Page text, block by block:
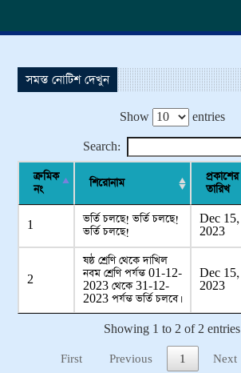
সমস্ত নোটিশ দেখুন
Show
entries
Search:
ক্রমিক
নং
শিরোনাম
প্রকাশের
তারিখ
1
ভর্তি চলছে! ভর্তি চলছে!
ভর্তি চলছে!
Dec 15,
2023
2
ষষ্ঠ শ্রেণি থেকে দাখিল
নবম শ্রেণি পর্যন্ত 01-12-
2023 থেকে 31-12-
2023 পর্যন্ত ভর্তি চলবে।
Dec 15,
2023
Showing 1 to 2 of 2 entries
First Previous 1 Next